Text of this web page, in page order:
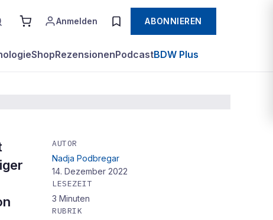
Anmelden ABONNIEREN
ShopRezensionenPodcastBDW Plus
AUTOR
Nadja Podbregar
14. Dezember 2022
LESEZEIT
3 Minuten
RUBRIK